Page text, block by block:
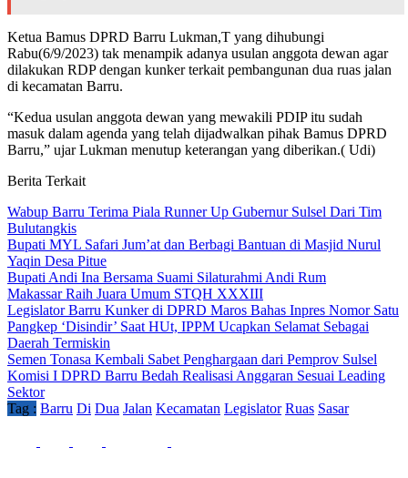
Ketua Bamus DPRD Barru Lukman,T yang dihubungi
Rabu(6/9/2023) tak menampik adanya usulan anggota dewan agar
dilakukan RDP dengan kunker terkait pembangunan dua ruas jalan
di kecamatan Barru.
“Kedua usulan anggota dewan yang mewakili PDIP itu sudah
masuk dalam agenda yang telah dijadwalkan pihak Bamus DPRD
Barru,” ujar Lukman menutup keterangan yang diberikan.( Udi)
Berita Terkait
Wabup Barru Terima Piala Runner Up Gubernur Sulsel Dari Tim
Bulutangkis
Bupati MYL Safari Jum’at dan Berbagi Bantuan di Masjid Nurul
Yaqin Desa Pitue
Bupati Andi Ina Bersama Suami Silaturahmi Andi Rum
Makassar Raih Juara Umum STQH XXXIII
Legislator Barru Kunker di DPRD Maros Bahas Inpres Nomor Satu
Pangkep ‘Disindir’ Saat HUt, IPPM Ucapkan Selamat Sebagai
Daerah Termiskin
Semen Tonasa Kembali Sabet Penghargaan dari Pemprov Sulsel
Komisi I DPRD Barru Bedah Realisasi Anggaran Sesuai Leading
Sektor
Tag : Barru Di Dua Jalan Kecamatan Legislator Ruas Sasar